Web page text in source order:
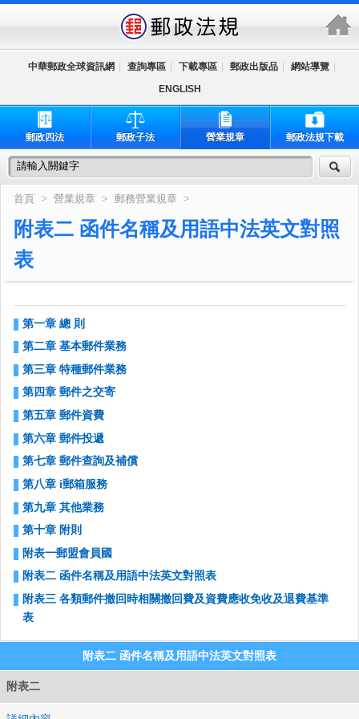
中華郵政全球資訊網 查詢專區 下載專區 郵政出版品 網站導覽
ENGLISH
郵政四法 郵政子法 營業規章 郵政法規下載
首頁 > 營業規章 > 郵務營業規章 >
附表二 函件名稱及用語中法英文對照
表
第一章 總 則
第二章 基本郵件業務
第三章 特種郵件業務
第四章 郵件之交寄
第五章 郵件資費
第六章 郵件投遞
第七章 郵件查詢及補償
第八章 i郵箱服務
第九章 其他業務
第十章 附則
附表一郵盟會員國
附表二 函件名稱及用語中法英文對照表
附表三 各類郵件撤回時相關撤回費及資費應收免收及退費基準
表
附表二 函件名稱及用語中法英文對照表
附表二